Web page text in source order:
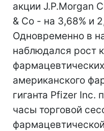
акции J.P.Morgan
& Co - на 3,68% и
Одновременно в
наблюдался рост
американского
гиганта Pfizer
часы торговой